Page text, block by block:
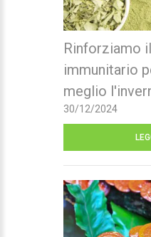
Rinforziamo
immunitario
meglio
30/12/2024